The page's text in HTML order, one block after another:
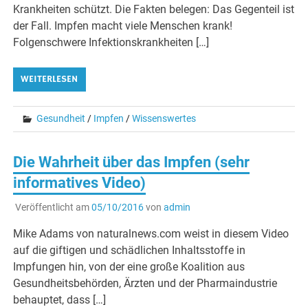
Krankheiten schützt. Die Fakten belegen: Das Gegenteil ist
der Fall. Impfen macht viele Menschen krank!
Folgenschwere Infektionskrankheiten […]
WEITERLESEN
Gesundheit / Impfen /Wissenswertes
Die Wahrheit über das Impfen (sehr
informatives Video)
Veröffentlicht am05/10/2016von admin
Mike Adams von naturalnews.com weist in diesem Video
auf die giftigen und schädlichen Inhaltsstoffe in
Impfungen hin, von der eine große Koalition aus
Gesundheitsbehörden, Ärzten und der Pharmaindustrie
behauptet, dass […]